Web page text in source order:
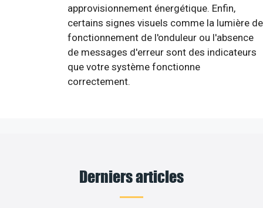
approvisionnement énergétique. Enfin,
certains signes visuels comme la lumière de
fonctionnement de l'onduleur ou l'absence
de messages d'erreur sont des indicateurs
que votre système fonctionne
correctement.
Derniers articles